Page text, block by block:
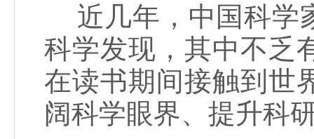
近几年，中国科学
科学发现，其中不乏
在读书期间接触到世
阔科学眼界、提升科